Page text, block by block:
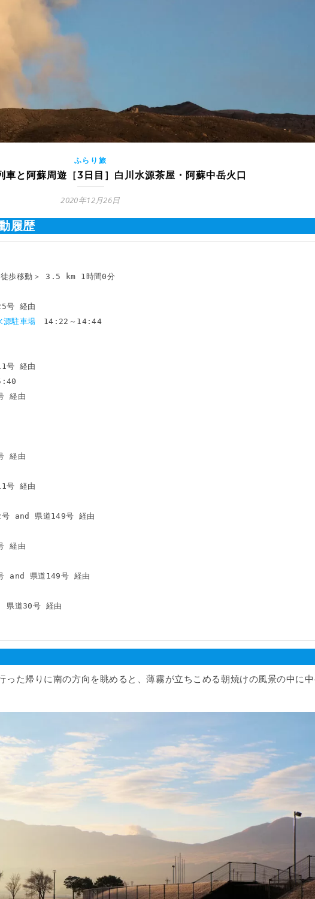
ふらり旅
車と阿蘇周遊［3日目］白川水源茶屋・阿蘇中岳火口
2020年12月26日
履歴
源駐車場 14:22～14:44
った帰りに南の方向を眺めると、薄霧が立ちこめる朝焼けの風景の中に